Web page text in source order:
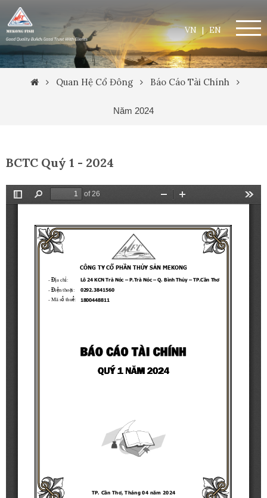
VN | EN
Quan Hệ Cổ Đông Báo Cáo Tài Chính
Năm 2024
BCTC Quý 1 - 2024